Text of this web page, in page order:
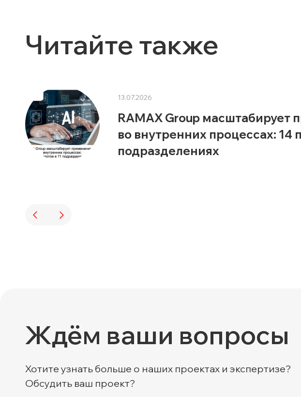
Читайте также
13.07.2026
RAMAX Group масштабирует
во внутренних процессах: 14
подразделениях
Ждём ваши вопросы
Хотите узнать больше о наших проектах и экспертизе?
Обсудить ваш проект?